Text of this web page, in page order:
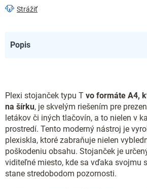
Strážiť
Popis
Plexi stojanček typu T vo formáte A4,
na šírku, je skvelým riešením pre
letákov či iných tlačovín, a to nielen v
prostredí. Tento moderný nástroj je
plexiskla, ktoré zabraňuje nielen
poškodeniu obsahu. Stojanček je
viditeľné miesto, kde sa vďaka svojmu
stane stredobodom pozornosti.